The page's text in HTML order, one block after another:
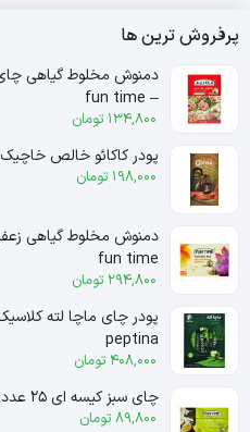
پرفروش ترین ها
– fun time
134,800 تومان
پودر کاکائو خالص خاچیک 100 گرم – khachik
198,000 تومان
fun time
294,800 تومان
peptina
408,000 تومان
چای سبز کیسه ای ۲۵ عددی فان تایم – fun time
89,800 تومان